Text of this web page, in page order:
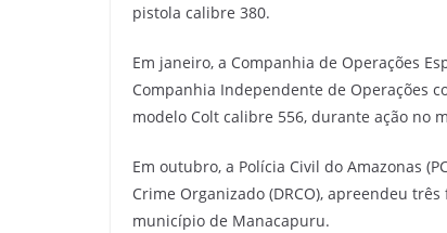
pistola calibre 380.
Em janeiro, a Companhia de Operações
Companhia Independente de Operações
modelo Colt calibre 556, durante ação no
Em outubro, a Polícia Civil do Amazonas
Crime Organizado (DRCO), apreendeu
município de Manacapuru.